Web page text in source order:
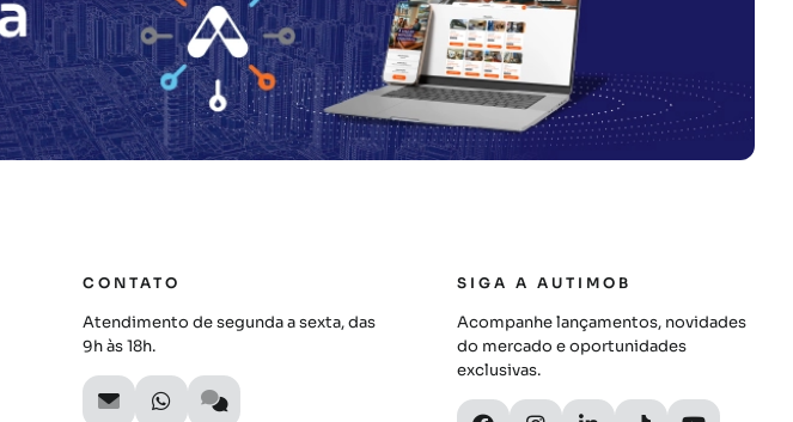
CONTATO
Atendimento de segunda a sexta, das
9h às 18h.
SIGA A AUTIMOB
Acompanhe lançamentos, novidades
do mercado e oportunidades
exclusivas.